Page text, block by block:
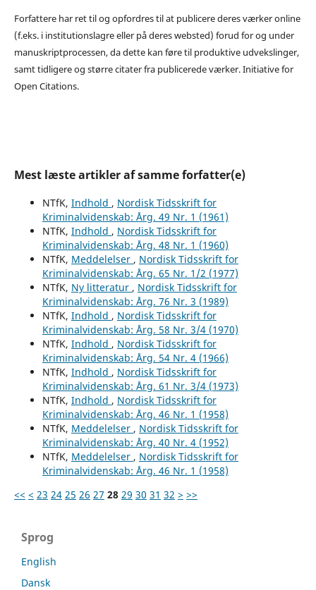
Forfattere har ret til og opfordres til at publicere deres værker online
(f.eks. i institutionslagre eller på deres websted) forud for og under
manuskriptprocessen, da dette kan føre til produktive udvekslinger,
samt tidligere og større citater fra publicerede værker. Initiative for
Open Citations.
Mest læste artikler af samme forfatter(e)
NTfK, Indhold , Nordisk Tidsskrift for
Kriminalvidenskab: Årg. 49 Nr. 1 (1961)
NTfK, Indhold , Nordisk Tidsskrift for
Kriminalvidenskab: Årg. 48 Nr. 1 (1960)
NTfK, Meddelelser , Nordisk Tidsskrift for
Kriminalvidenskab: Årg. 65 Nr. 1/2 (1977)
NTfK, Ny litteratur , Nordisk Tidsskrift for
Kriminalvidenskab: Årg. 76 Nr. 3 (1989)
NTfK, Indhold , Nordisk Tidsskrift for
Kriminalvidenskab: Årg. 58 Nr. 3/4 (1970)
NTfK, Indhold , Nordisk Tidsskrift for
Kriminalvidenskab: Årg. 54 Nr. 4 (1966)
NTfK, Indhold , Nordisk Tidsskrift for
Kriminalvidenskab: Årg. 61 Nr. 3/4 (1973)
NTfK, Indhold , Nordisk Tidsskrift for
Kriminalvidenskab: Årg. 46 Nr. 1 (1958)
NTfK, Meddelelser , Nordisk Tidsskrift for
Kriminalvidenskab: Årg. 40 Nr. 4 (1952)
NTfK, Meddelelser , Nordisk Tidsskrift for
Kriminalvidenskab: Årg. 46 Nr. 1 (1958)
<< < 23 24 25 26 27 28 29 30 31 32 > >>
Sprog
English
Dansk